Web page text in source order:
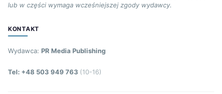
lub w części wymaga wcześniejszej zgody wydawcy.
KONTAKT
Wydawca: PR Media Publishing
Tel: +48 503 949 763 (10-16)